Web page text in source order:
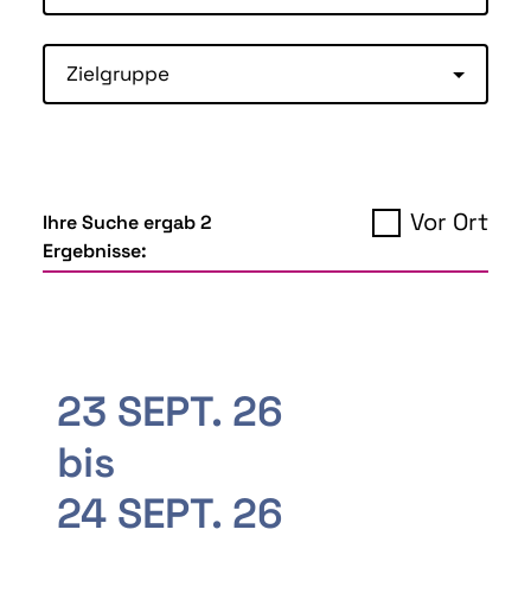
Zielgruppe
Ihre Suche ergab 2
Ergebnisse:
Vor Ort
23 SEPT. 26
bis
24 SEPT. 26